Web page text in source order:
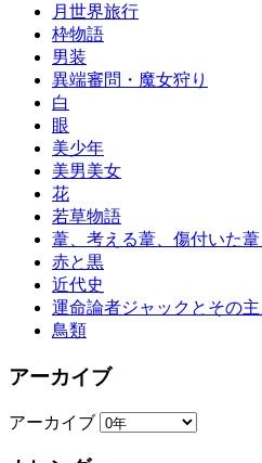
月世界旅行
枠物語
男装
異端審問・魔女狩り
白
眼
美少年
美男美女
花
若草物語
葦、考える葦、傷付いた
赤と黒
近代史
運命論者ジャックとその主
鳥類
アーカイブ
アーカイブ